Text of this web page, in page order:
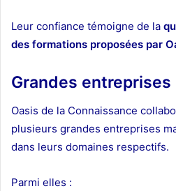
Leur confiance témoigne de la
des formations proposées par
Grandes entreprises
Oasis de la Connaissance
plusieurs grandes entreprises
dans leurs domaines respectifs.
Parmi elles :